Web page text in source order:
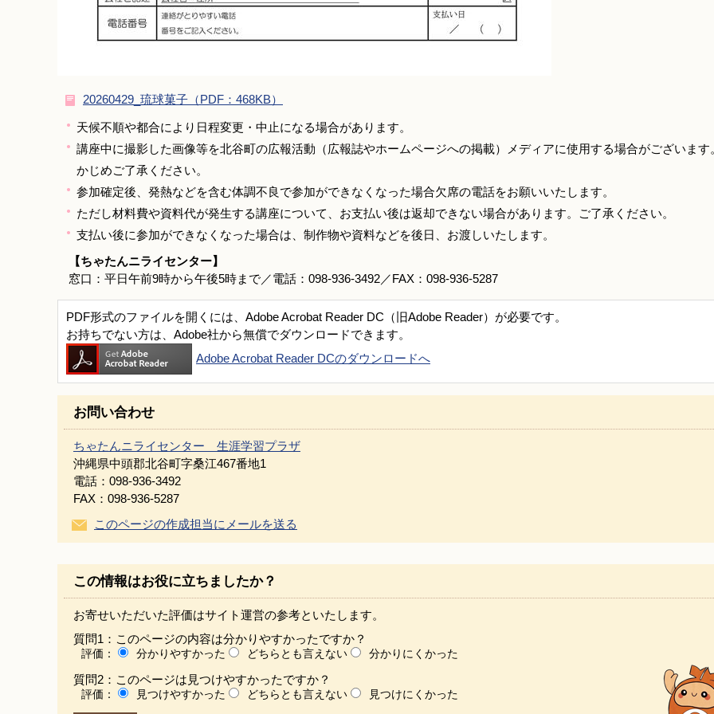
20260429_琉球菓子（PDF：468KB）
天候不順や都合により日程変更・中止になる場合があります。
講座中に撮影した画像等を北谷町の広報活動（広報誌やホームページへの掲載）メディアに使用する場合がございます
かじめご了承ください。
参加確定後、発熱などを含む体調不良で参加ができなくなった場合欠席の電話をお願いいたします。
ただし材料費や資料代が発生する講座について、お支払い後は返却できない場合があります。ご了承ください。
支払い後に参加ができなくなった場合は、制作物や資料などを後日、お渡しいたします。
【ちゃたんニライセンター】
窓口：平日午前9時から午後5時まで／電話：098-936-3492／FAX：098-936-5287
PDF形式のファイルを開くには、Adobe Acrobat Reader DC（旧Adobe Reader）が必要です。
お持ちでない方は、Adobe社から無償でダウンロードできます。
Adobe Acrobat Reader DCのダウンロードへ
お問い合わせ
ちゃたんニライセンター 生涯学習プラザ
沖縄県中頭郡北谷町字桑江467番地1
電話：098-936-3492
FAX：098-936-5287
このページの作成担当にメールを送る
この情報はお役に立ちましたか？
お寄せいただいた評価はサイト運営の参考といたします。
質問1：このページの内容は分かりやすかったですか？
評価： 分かりやすかった どちらとも言えない 分かりにくかった
質問2：このページは見つけやすかったですか？
評価： 見つけやすかった どちらとも言えない 見つけにくかった